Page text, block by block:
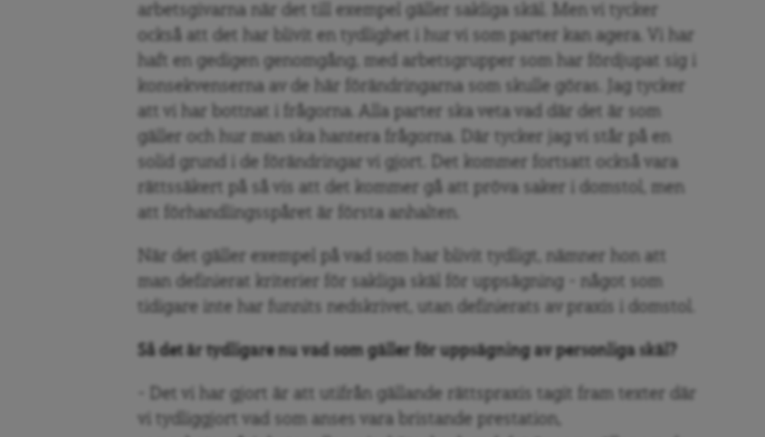
arbetsgivarna när det till exempel gäller sakliga skäl. Men vi tycker
också att det har blivit en tydlighet i hur vi som parter kan agera. Vi har
haft en gedigen genomgång, med arbetsgrupper som har fördjupat sig i
konsekvenserna av de här förändringarna som skulle göras. Jag tycker
att vi har bottnat i frågorna. Alla parter ska veta vad där det är som
gäller och hur man ska hantera frågorna. Där tycker jag vi står på en
solid grund i de förändringar vi gjort. Det kommer fortsatt också vara
rättssäkert på så vis att det kommer gå att pröva saker i domstol, men
att förhandlingsspåret är första anhalten.
När det gäller exempel på vad som har blivit tydligt, nämner hon att
man definierat kriterier för sakliga skäl för uppsägning – något som
tidigare inte har funnits nedskrivet, utan definierats av praxis i domstol.
Så det är tydligare nu vad som gäller för uppsägning av personliga skäl?
– Det vi har gjort är att utifrån gällande rättspraxis tagit fram texter där
vi tydliggjort vad som anses vara bristande prestation,